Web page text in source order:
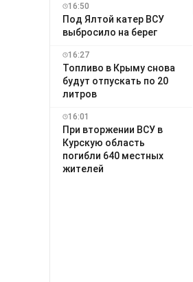
16:50
Под Ялтой катер ВСУ
выбросило на берег
16:27
Топливо в Крыму снова
будут отпускать по 20
литров
16:01
При вторжении ВСУ в
Курскую область
погибли 640 местных
жителей